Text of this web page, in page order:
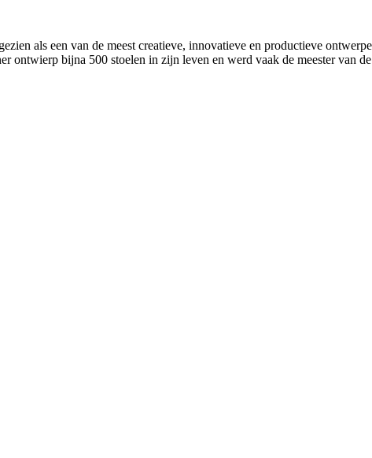
als een van de meest creatieve, innovatieve en productieve
ontwierp bijna 500 stoelen in zijn leven en werd vaak de meester van